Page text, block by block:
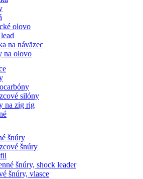
olovo
na náväzec
na olovo
silóny
na zig rig
šnúry
šnúry
šnúry, shock leader
šnúry, vlasce